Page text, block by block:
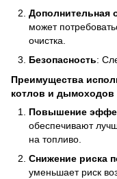
Дополнительная
может
очистка.
Безопасность:
Преимущества
котлов и дымоходов
Повышение
обеспечивают
на топливо.
Снижение риска
уменьшает риск